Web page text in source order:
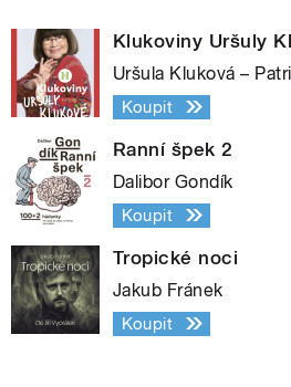
Klukoviny Uršuly
Uršula Kluková –
Koupit
Ranní špek 2
Dalibor Gondík
Koupit
Tropické noci
Jakub Fránek
Koupit